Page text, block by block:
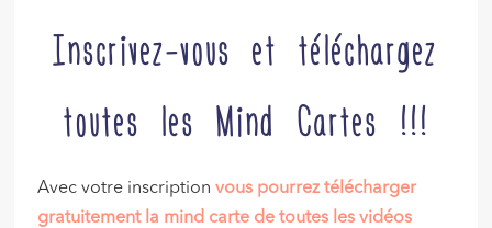
Inscrivez-vous et téléchargez
toutes les Mind Cartes !!!
Avec votre inscriptionvous pourrez télécharger
gratuitement la mind carte de toutes les vidéos